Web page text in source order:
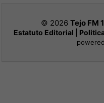
© 2026 Tejo FM
Estatuto Editorial